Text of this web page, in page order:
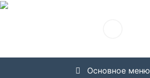
Основное меню